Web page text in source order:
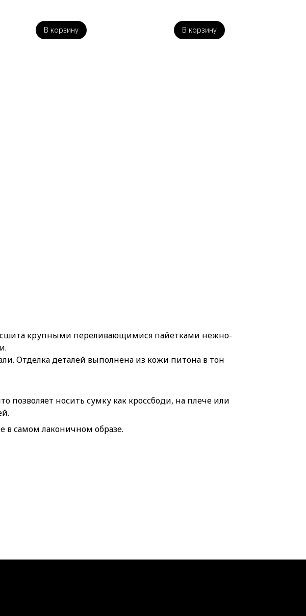
В корзину В корзину
крупными переливающимися пайетками нежно-
Отделка деталей выполнена из кожи питона в тон
позволяет носить сумку как кроссбоди, на плече или
в самом лаконичном образе.